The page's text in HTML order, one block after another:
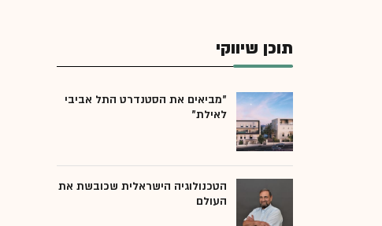
תוכן שיווקי
"מביאים את הסטנדרט התל אביבי
לאילת"
הטכנולוגיה הישראלית שכובשת את
העולם